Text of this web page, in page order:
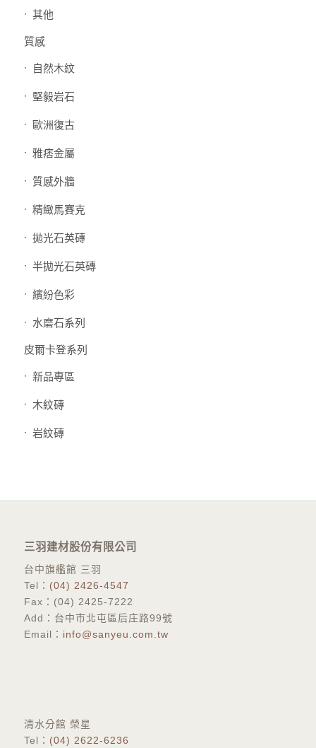
其他
質感
自然木紋
堅毅岩石
歐洲復古
雅痞金屬
質感外牆
精緻馬賽克
拋光石英磚
半拋光石英磚
繽紛色彩
水磨石系列
皮爾卡登系列
新品專區
木紋磚
岩紋磚
三羽建材股份有限公司
台中旗艦館 三羽
Tel： (04) 2426-4547
Fax：(04) 2425-7222
Add：台中市北屯區后庄路99號
Email： info@sanyeu.com.tw
​清水分館 榮星
Tel： (04) 2622-6236